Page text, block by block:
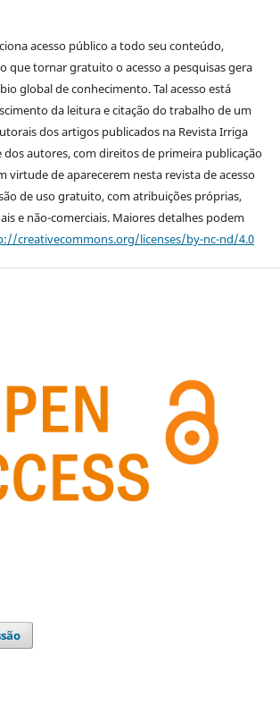
acesso público a todo seu conteúdo,
que tornar gratuito o acesso a pesquisas gera
global de conhecimento. Tal acesso está
da leitura e citação do trabalho de um
dos artigos publicados na Revista Irriga
autores, com direitos de primeira publicação
virtude de aparecerem nesta revista de acesso
de uso gratuito, com atribuições próprias,
e não-comerciais. Maiores detalhes podem
creativecommons.org/licenses/by-nc-nd/4.0